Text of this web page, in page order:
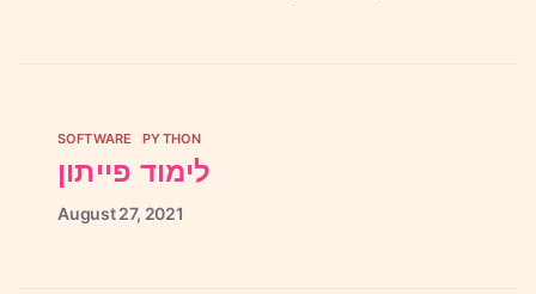
SOFTWARE PYTHON
לימוד פייתון
August27, 2021